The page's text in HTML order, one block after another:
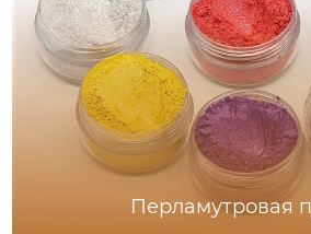
Перламутровая